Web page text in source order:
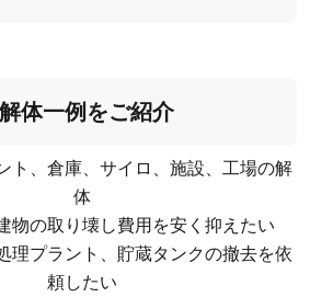
体一例をご紹介
ト、倉庫、サイロ、施設、工場の解
体
物の取り壊し費用を安く抑えたい
理プラント、貯蔵タンクの撤去を依
頼したい